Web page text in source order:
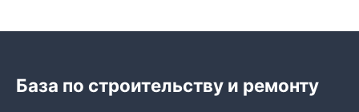
База по строительству и ремонту